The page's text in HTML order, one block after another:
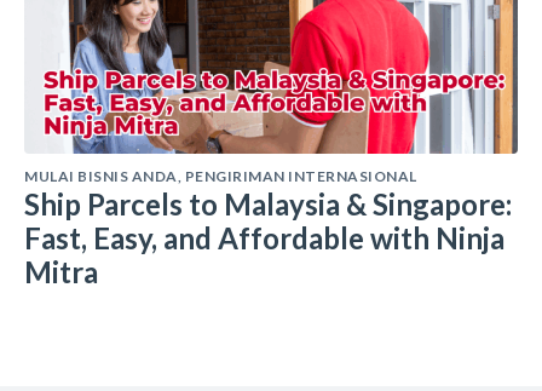
MULAI BISNIS ANDA PENGIRIMAN INTERNASIONAL
Ship Parcels to Malaysia & Singapore:
Fast, Easy, and Affordable with Ninja
Mitra